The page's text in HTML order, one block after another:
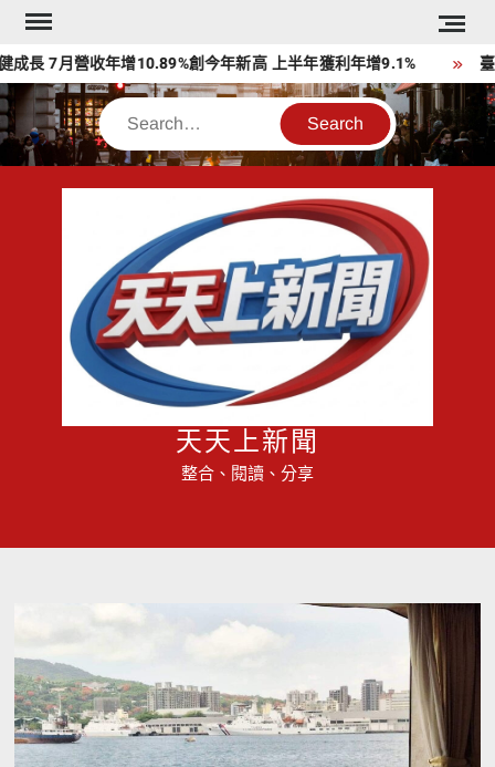
Skip
content7月營收年增10.89%創今年新高 上半年獲利年增9.1% 臺南
Search
天天上新聞
整合、閱讀、分享